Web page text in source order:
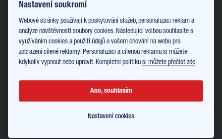
Informace o kurzu:
JAZYK
Anglický Jiný
Prezenčně
Nastavení soukromí
Webové stránky používají k poskytování služeb, personalizaci reklam a
analýze návštěvnosti soubory cookies. Následující volbou souhlasíte s
využíváním cookies a použití údajů o vašem chování na webu pro
zobrazení cílené reklamy. Personalizaci a cílenou reklamu si můžete
kdykoliv vypnout nebo upravit. Kompletní politikusi můžete přečíst zde
Ano, souhlasím
Nastavení cookies